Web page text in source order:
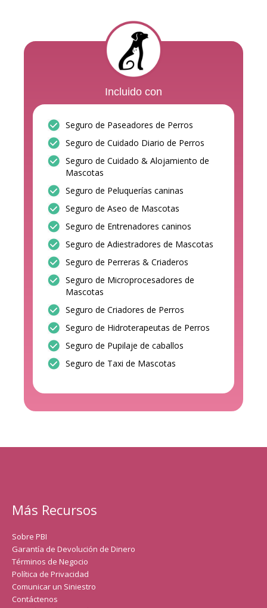
Incluido con
Seguro de Paseadores de Perros
Seguro de Cuidado Diario de Perros
Seguro de Cuidado & Alojamiento de
Mascotas
Seguro de Peluquerías caninas
Seguro de Aseo de Mascotas
Seguro de Entrenadores caninos
Seguro de Adiestradores de Mascotas
Seguro de Perreras & Criaderos
Seguro de Microprocesadores de
Mascotas
Seguro de Criadores de Perros
Seguro de Hidroterapeutas de Perros
Seguro de Pupilaje de caballos
Seguro de Taxi de Mascotas
Más Recursos
Sobre PBI
Garantía de Devolución de Dinero
Términos de Negocio
Política de Privacidad
Comunicar un Siniestro
Contáctenos